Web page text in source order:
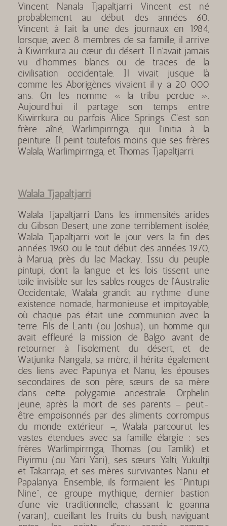
Vincent Nanala Tjapaltjarri Vincent est né
probablement au début des années 60.
Vincent à fait la une des journaux en 1984,
lorsque, avec 8 membres de sa famille, il arrive
à Kiwirrkura au cœur du désert. Il n’avait jamais
vu d’hommes blancs ou de traces de la
civilisation occidentale. Il vivait jusque là
comme les Aborigènes vivaient il y a 20 000
ans. On les nomme « la tribu perdue ».
Aujourd’hui il partage son temps entre
Kiwirrkura ou parfois Alice Springs. C’est son
frère aîné, Warlimpirrnga, qui l’initia à la
peinture. Il peint toutefois moins que ses frères
Walala, Warlimpirrnga, et Thomas Tjapaltjarri.
Walala Tjapaltjarri
Walala Tjapaltjarri Dans les immensités arides
du Gibson Desert, une zone terriblement isolée,
Walala Tjapaltjarri voit le jour vers la fin des
années 1960 ou le tout début des années 1970,
à Marua, près du lac Mackay. Issu du peuple
pintupi, dont la langue et les lois tissent une
toile invisible sur les sables rouges de l'Australie
Occidentale, Walala grandit au rythme d'une
existence nomade, harmonieuse et impitoyable,
où chaque pas était une communion avec la
terre. Fils de Lanti (ou Joshua), un homme qui
avait effleuré la mission de Balgo avant de
retourner à l'isolement du désert, et de
Watjunka Nangala, sa mère, il hérita également
des liens avec Papunya et Nanu, les épouses
secondaires de son père, sœurs de sa mère
dans cette polygamie ancestrale. Orphelin
jeune, après la mort de ses parents – peut-
être empoisonnés par des aliments corrompus
du monde extérieur –, Walala parcourut les
vastes étendues avec sa famille élargie : ses
frères Warlimpirrnga, Thomas (ou Tamlik) et
Piyirmu (ou Yari Yari), ses sœurs Yalti, Yukultji
et Takarraja, et ses mères survivantes Nanu et
Papalanya. Ensemble, ils formaient les "Pintupi
Nine", ce groupe mythique, dernier bastion
d'une vie traditionnelle, chassant le goanna
(varan), cueillant les fruits du bush, naviguant